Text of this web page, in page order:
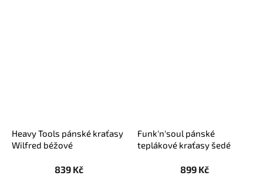
Heavy Tools pánské kraťasy
Wilfred béžové
839 Kč
Funk'n'soul pánské
teplákové kraťasy šedé
899 Kč